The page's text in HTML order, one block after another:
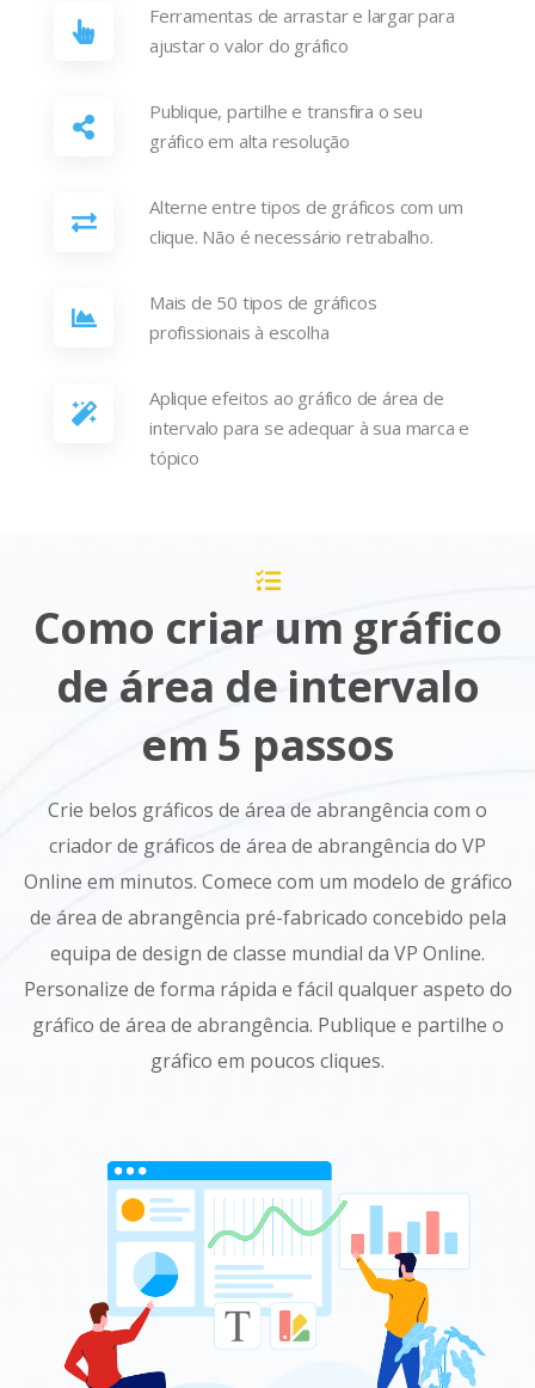
Ferramentas de arrastar e largar para
ajustar o valor do gráfico
Publique, partilhe e transfira o seu
gráfico em alta resolução
Alterne entre tipos de gráficos com um
clique. Não é necessário retrabalho.
Mais de 50 tipos de gráficos
profissionais à escolha
Aplique efeitos ao gráfico de área de
intervalo para se adequar à sua marca e
tópico
Como criar um gráfico
de área de intervalo
em 5 passos
Crie belos gráficos de área de abrangência com o
criador de gráficos de área de abrangência do VP
Online em minutos. Comece com um modelo de gráfico
de área de abrangência pré-fabricado concebido pela
equipa de design de classe mundial da VP Online.
Personalize de forma rápida e fácil qualquer aspeto do
gráfico de área de abrangência. Publique e partilhe o
gráfico em poucos cliques.